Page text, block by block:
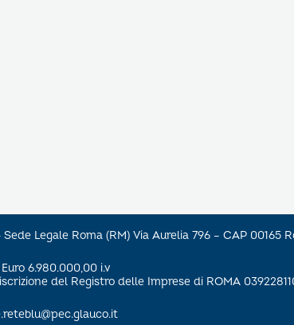
Sede Legale Roma (RM) Via Aurelia 796 – CAP 00165
6.980.000,00 i.v
del Registro delle Imprese di ROMA